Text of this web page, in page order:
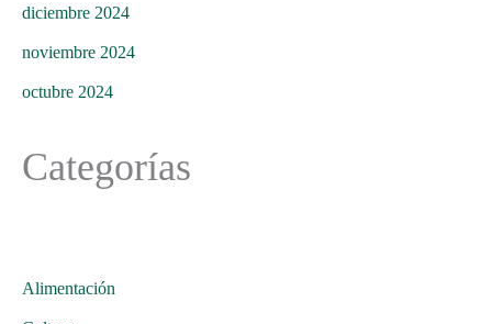
diciembre 2024
noviembre 2024
octubre 2024
Categorías
Alimentación